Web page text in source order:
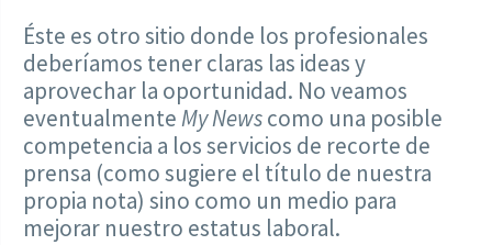
Éste es otro sitio donde los profesionales
deberíamos tener claras las ideas y
aprovechar la oportunidad. No veamos
eventualmenteMy Newscomo una posible
competencia a los servicios de recorte de
prensa (como sugiere el título de nuestra
propia nota) sino como un medio para
mejorar nuestro estatus laboral.